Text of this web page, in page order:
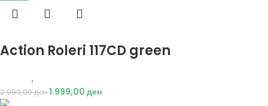
Action Roleri 117CD green
,
2.999,00ден1.999,00 ден